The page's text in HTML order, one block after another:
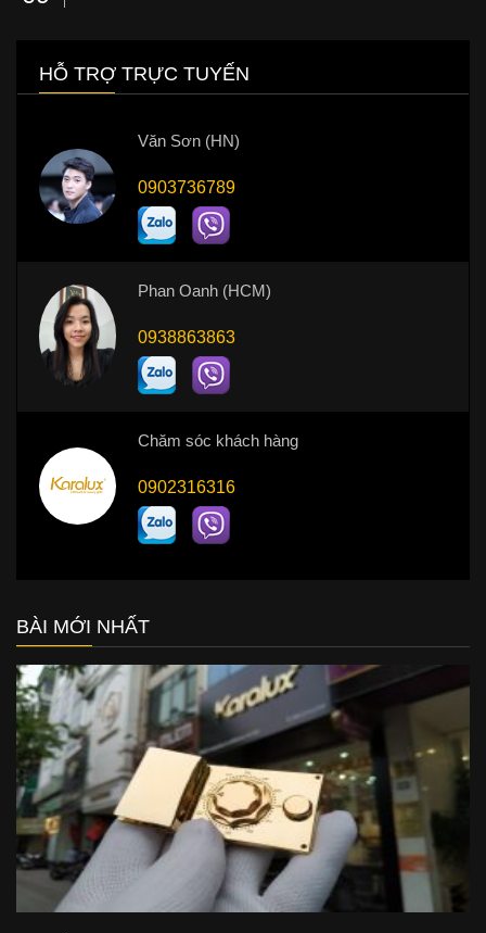
HỖ TRỢ TRỰC TUYẾN
Văn Sơn (HN)
0903736789
Phan Oanh (HCM)
0938863863
Chăm sóc khách hàng
0902316316
BÀI MỚI NHẤT